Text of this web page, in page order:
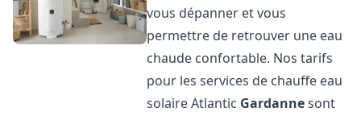
vous dépanner et vous
permettre de retrouver une eau
chaude confortable. Nos tarifs
pour les services de chauffe eau
solaire Atlantic Gardannesont